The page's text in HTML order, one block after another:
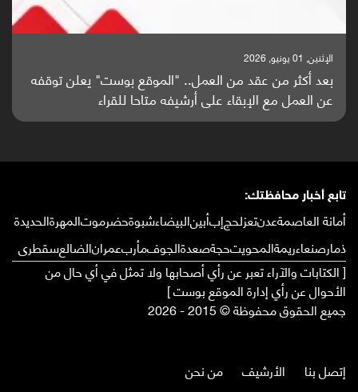
الإثنين, 25 مايو, 2026
باحثون من اليمن يدخلون سباق أبحاث ألزهايمر بدراسة
واعدة منشورة عالميا (ترجمة)
تابع أخبار محافظتك:
أمانة العاصمةعدنتعزلحجإبأبينالبيضاءشبوةحضرموتالمهرةالحديدة
ذمارصنعاءريمةالمحويتحجةصعدةالجوفمأربعمرانالضالعسقطرى
[ الكتابات والآراء تعبر عن رأي أصحابها ولا تمثل في أي حال من
الأحوال عن رأي إدارة الموقع بوست ]
جميع الحقوق محفوظة © 2015 - 2026
إتصل بنا الأرشيف من نحن